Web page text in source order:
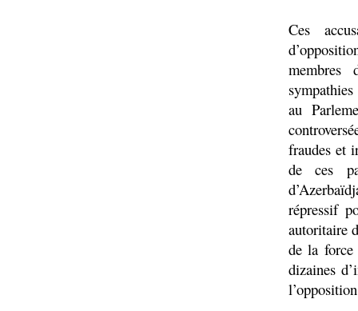
Ces
membres
au
fraudes et
de ces
répressif
autoritaire
de la force
dizaines